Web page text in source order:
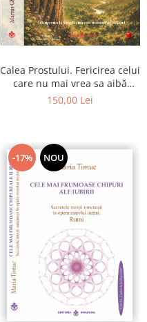
Calea Prostului. Fericirea celui
care nu mai vrea sa aibă
dreptate - Intoarcerea la
150,00 Lei
-17% NOU